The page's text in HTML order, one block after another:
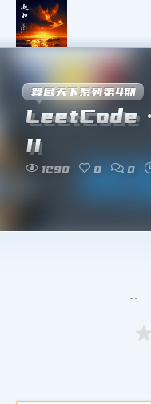
II
算尽天下系列第4期
1290 0 0